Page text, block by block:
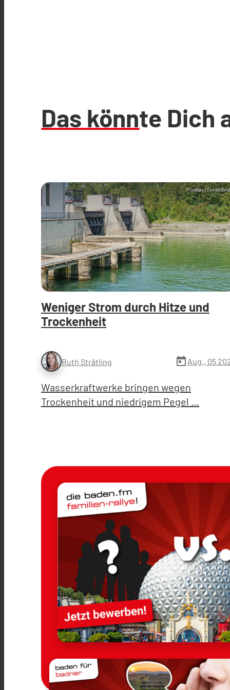
Das könnte Dich
Pixabay
Weniger Strom durch Hitze und
Trockenheit
Ruth Strätling today Aug., 05
Wasserkraftwerke bringen wegen
Trockenheit und niedrigem Pegel …